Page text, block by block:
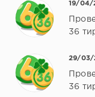
19/04/
36
29/03/
36